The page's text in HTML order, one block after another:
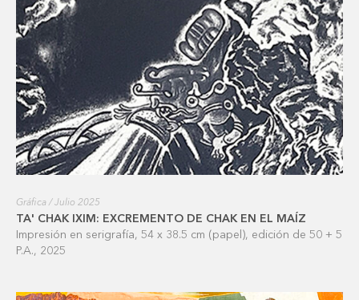
Gráfica / Julio 2025
TA' CHAK IXIM: EXCREMENTO DE CHAK EN EL MAÍZ
Impresión en serigrafía, 54 x 38.5 cm (papel), edición de 50 + 5
P.A., 2025